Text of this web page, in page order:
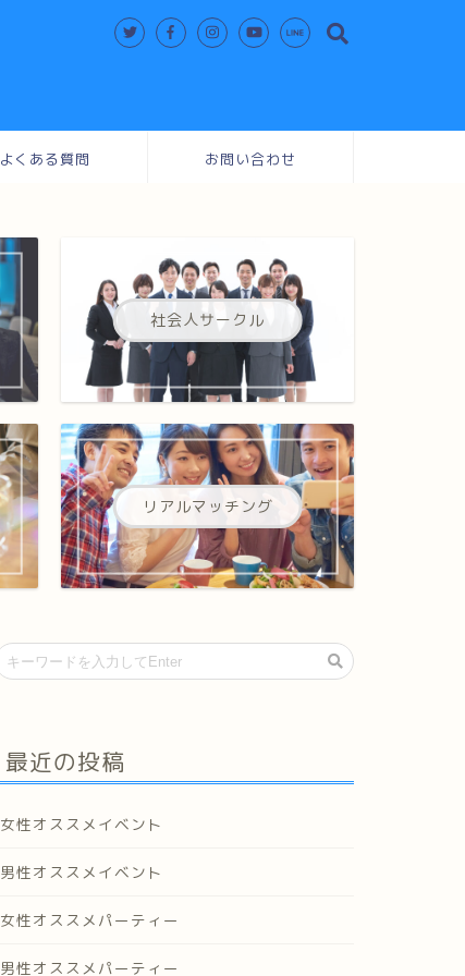
よくある質問 お問い合わせ
社会人サークル
リアルマッチング
最近の投稿
女性オススメイベント
男性オススメイベント
女性オススメパーティー
男性オススメパーティー